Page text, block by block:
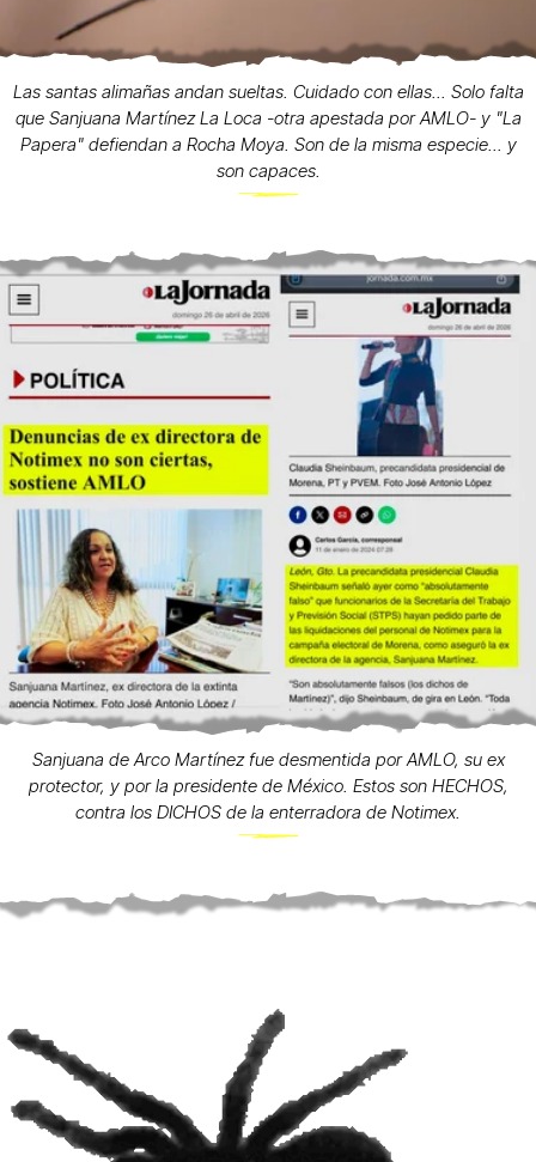
Las santas alimañas andan sueltas. Cuidado con ellas... Solo falta
que Sanjuana Martínez La Loca -otra apestada por AMLO- y "La
Papera" defiendan a Rocha Moya. Son de la misma especie... y
son capaces.
Sanjuana de Arco Martínez fue desmentida por AMLO, su ex
protector, y por la presidente de México. Estos son HECHOS,
contra los DICHOS de la enterradora de Notimex.